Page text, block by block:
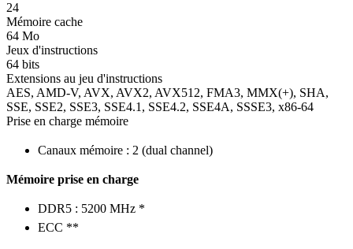
24
Mémoire cache
64 Mo
Jeux d'instructions
64 bits
Extensions au jeu d'instructions
AES, AMD-V, AVX, AVX2, AVX512, FMA3, MMX(+), SHA,
SSE, SSE2, SSE3, SSE4.1, SSE4.2, SSE4A, SSSE3, x86-64
Prise en charge mémoire
Canaux mémoire : 2 (dual channel)
Mémoire prise en charge
DDR5 : 5200 MHz *
ECC **